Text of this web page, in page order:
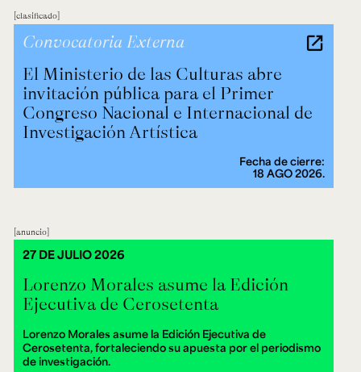
clasificado
El Ministerio de las Culturas abre
invitación pública para el Primer
Congreso Nacional e Internacional de
Investigación Artística
Convocatoria Externa
Fecha de cierre:
18 AGO 2026.
anuncio
Lorenzo Morales asume la Edición
Ejecutiva de Cerosetenta
Lorenzo Morales asume la Edición Ejecutiva de
Cerosetenta, fortaleciendo su apuesta por el periodismo
de investigación.
27 DE JULIO 2026